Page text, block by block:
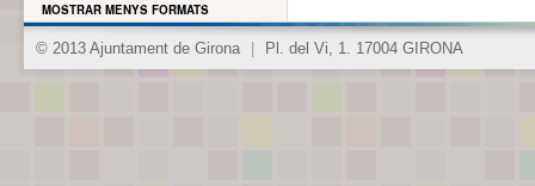
MOSTRAR MENYS FORMATS
© 2013 Ajuntament de Girona Pl. del Vi, 1. 17004 GIRONA